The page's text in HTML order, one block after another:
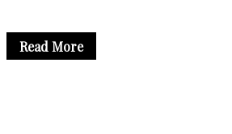
Read More